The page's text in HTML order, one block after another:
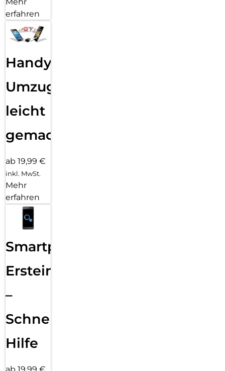
erfahren
Handy
Umzug
leicht
gemacht!
ab 19,99 €
inkl. MwSt.
Mehr
erfahren
Smartphone
Ersteinrichtung
–
Schnelle
Hilfe
ab 19,99 €